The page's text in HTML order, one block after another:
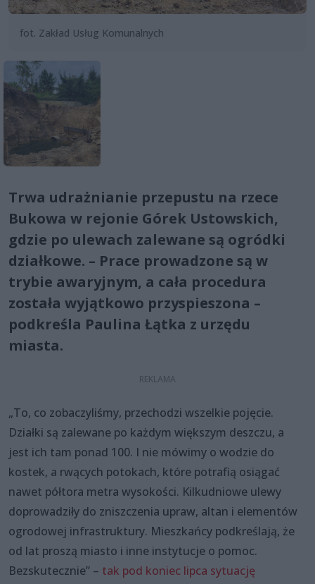
fot. Zakład Usług Komunalnych
Trwa udrażnianie przepustu na rzece
Bukowa w rejonie Górek Ustowskich,
gdzie po ulewach zalewane są ogródki
działkowe. – Prace prowadzone są w
trybie awaryjnym, a cała procedura
została wyjątkowo przyspieszona –
podkreśla Paulina Łątka z urzędu
miasta.
„To, co zobaczyliśmy, przechodzi wszelkie pojęcie.
Działki są zalewane po każdym większym deszczu, a
jest ich tam ponad 100. I nie mówimy o wodzie do
kostek, a rwących potokach, które potrafią osiągać
nawet półtora metra wysokości. Kilkudniowe ulewy
doprowadziły do zniszczenia upraw, altan i elementów
ogrodowej infrastruktury. Mieszkańcy podkreślają, że
od lat proszą miasto i inne instytucje o pomoc.
Bezskutecznie” – tak pod koniec lipca sytuację